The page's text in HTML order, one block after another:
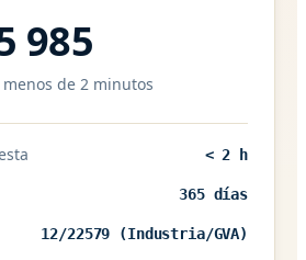
985
de 2 minutos
< 2 h
365 días
12/22579 (Industria/GVA)